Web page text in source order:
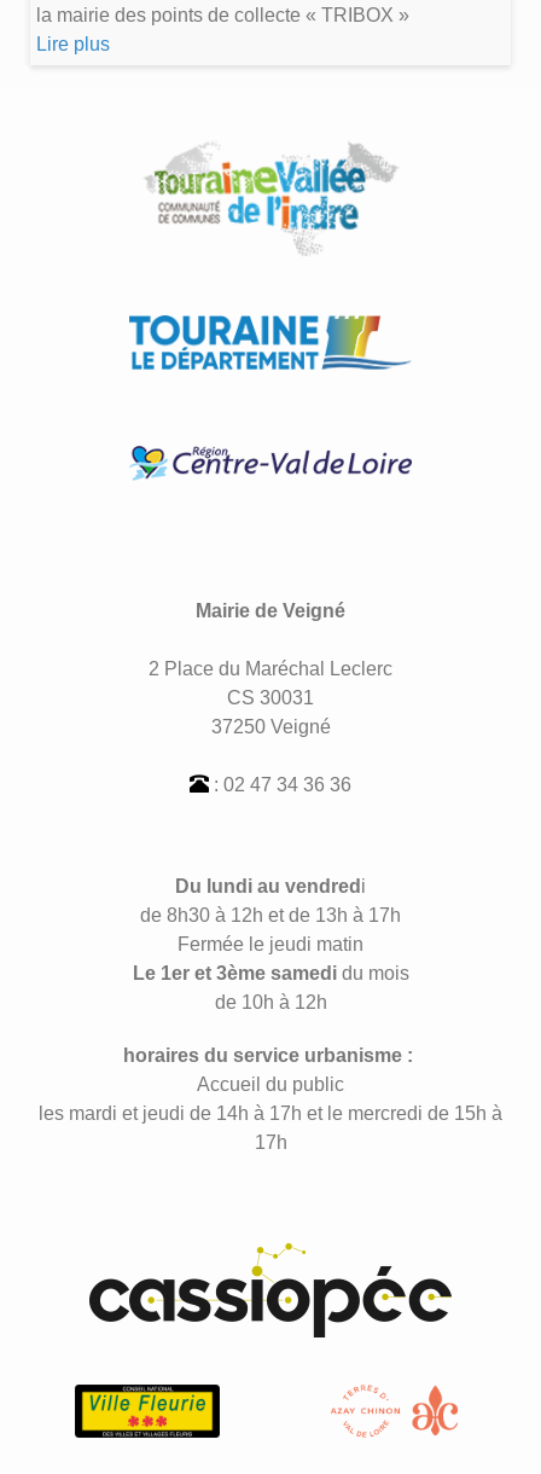
la mairie des points de collecte « TRIBOX »
Lire plus
Mairie de Veigné
2 Place du Maréchal Leclerc
CS 30031
37250 Veigné
: 02 47 34 36 36
Du lundi au vendred i
de 8h30 à 12h et de 13h à 17h
Fermée le jeudi matin
Le 1er et 3ème samedidu mois
de 10h à 12h
horaires du service urbanisme :
Accueil du public
les mardi et jeudi de 14h à 17h et le mercredi de 15h à
17h